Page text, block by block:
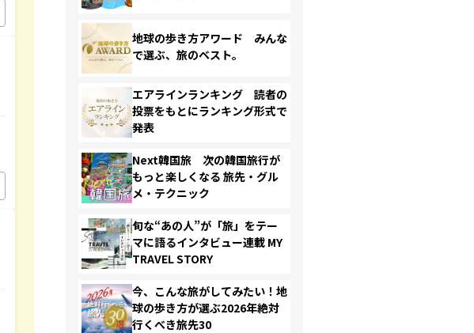
地球の歩き方アワード みんな
で選ぶ、旅のベスト。
エアラインランキング 読者の
投票をもとにランキング形式で
発表
Next韓国旅 次の韓国旅行が
もっと楽しくなる 旅先・グル
メ・テクニック
旬な“あの人”が「旅」をテー
マに語るインタビュー連載 MY
TRAVEL STORY
今、こんな旅がしてみたい！地
球の歩き方が選ぶ2026年絶対
行くべき旅先30